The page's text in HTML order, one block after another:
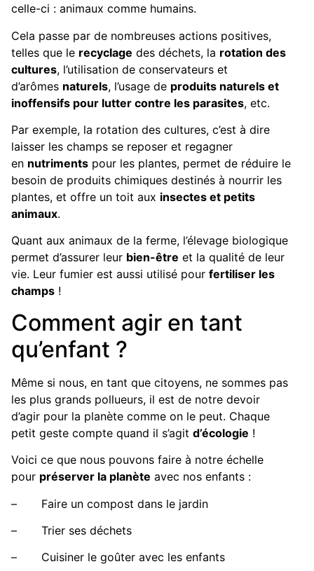
celle-ci : animaux comme humains.
Cela passe par de nombreuses actions positives,
telles que le recyclage des déchets, la rotation des
cultures, l’utilisation de conservateurs et
d’arômes naturels, l’usage de produits naturels et
inoffensifs pour lutter contre les parasites, etc.
Par exemple, la rotation des cultures, c’est à dire
laisser les champs se reposer et regagner
en nutriments pour les plantes, permet de réduire le
besoin de produits chimiques destinés à nourrir les
plantes, et offre un toit aux insectes et petits
animaux.
Quant aux animaux de la ferme, l’élevage biologique
permet d’assurer leur bien-être et la qualité de leur
vie. Leur fumier est aussi utilisé pour fertiliser les
champs !
Comment agir en tant
qu’enfant ?
Même si nous, en tant que citoyens, ne sommes pas
les plus grands pollueurs, il est de notre devoir
d’agir pour la planète comme on le peut. Chaque
petit geste compte quand il s’agit d’écologie !
Voici ce que nous pouvons faire à notre échelle
pour préserver la planète avec nos enfants :
– Faire un compost dans le jardin
– Trier ses déchets
– Cuisiner le goûter avec les enfants